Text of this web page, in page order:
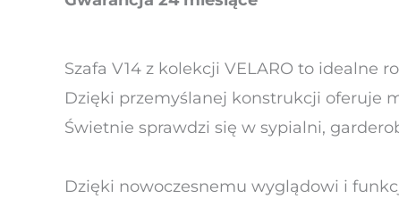
Szafa V14 z kolekcji VELARO to idealne
Dzięki przemyślanej konstrukcji oferuje
Świetnie sprawdzi się w sypialni,
Dzięki nowoczesnemu wyglądowi i